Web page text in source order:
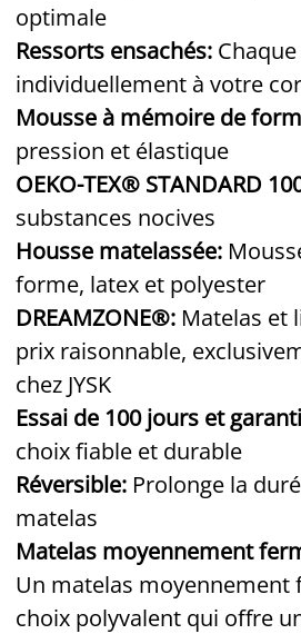
optimale
Ressorts ensachés:
individuellement à votre
Mousse à mémoire de
pression et élastique
OEKO-TEX® STANDARD
substances nocives
Housse matelassée:
forme, latex et polyester
DREAMZONE®: Matelas et
prix raisonnable,
chez JYSK
Essai de 100 jours et
choix fiable et durable
Réversible: Prolonge la
matelas
Matelas moyennement
Un matelas moyennement
choix polyvalent qui offre